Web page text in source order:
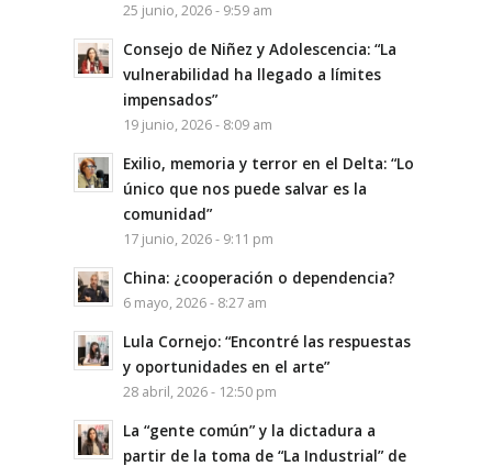
25 junio, 2026 - 9:59 am
Consejo de Niñez y Adolescencia: “La
vulnerabilidad ha llegado a límites
impensados”
19 junio, 2026 - 8:09 am
Exilio, memoria y terror en el Delta: “Lo
único que nos puede salvar es la
comunidad”
17 junio, 2026 - 9:11 pm
China: ¿cooperación o dependencia?
6 mayo, 2026 - 8:27 am
Lula Cornejo: “Encontré las respuestas
y oportunidades en el arte”
28 abril, 2026 - 12:50 pm
La “gente común” y la dictadura a
partir de la toma de “La Industrial” de